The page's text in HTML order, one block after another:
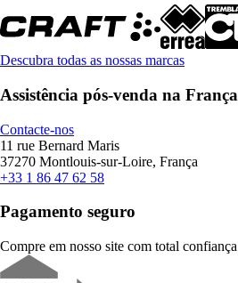
Descubra todas as nossas marcas
Assistência pós-venda na França
Contacte-nos
11 rue Bernard Maris
37270 Montlouis-sur-Loire, França
+33 1 86 47 62 58
Pagamento seguro
Compre em nosso site com total confiança